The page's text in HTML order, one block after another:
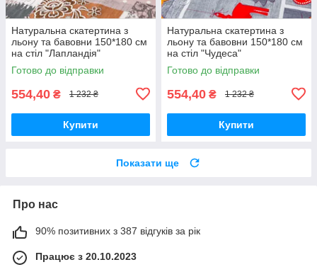
Натуральна скатертина з
льону та бавовни 150*180 см
на стіл "Лапландія"
Готово до відправки
554,40 ₴ 1 232 ₴
Купити
Натуральна скатертина з
льону та бавовни 150*180 см
на стіл "Чудеса"
Готово до відправки
554,40 ₴ 1 232 ₴
Купити
Показати ще
Про нас
90% позитивних з 387 відгуків за рік
Працює з 20.10.2023